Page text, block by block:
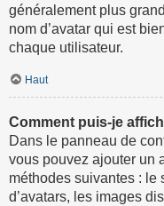
généralement plus
nom d’avatar qui est
chaque utilisateur.
Haut
Comment puis-je
Dans le panneau de
vous pouvez ajouter un
méthodes suivantes : le
d’avatars, les images